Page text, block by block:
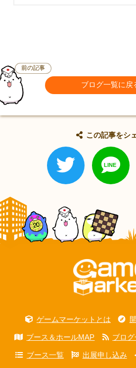
前の記事
ブログ一覧に戻
この記事をシ
ゲームマーケットとは
ブース＆ホールMAP ブロ
ブース一覧 出展申し込み